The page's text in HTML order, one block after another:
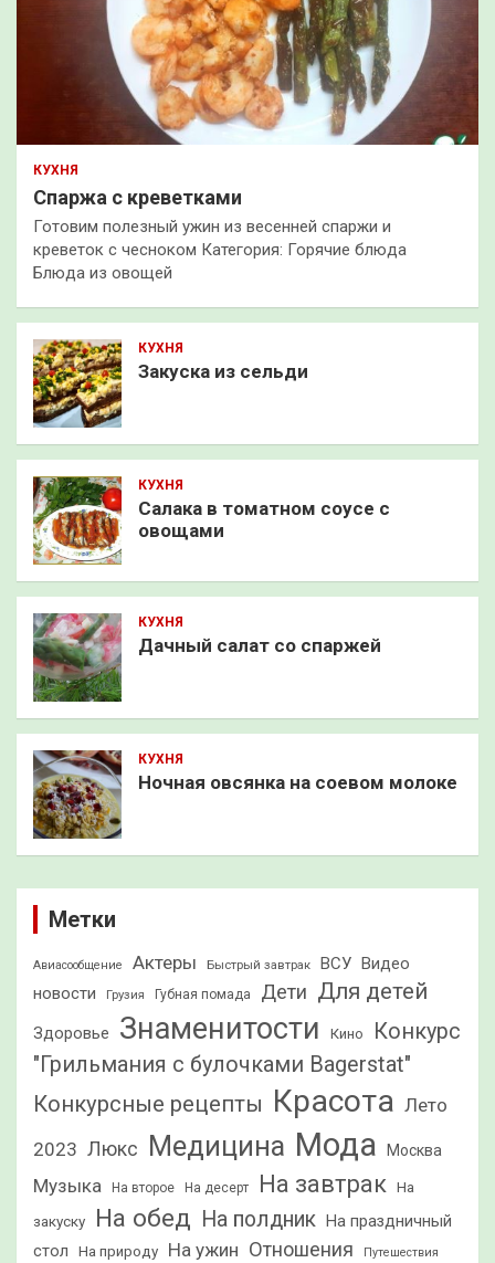
КУХНЯ
Спаржа с креветками
Готовим полезный ужин из весенней спаржи и
креветок с чесноком Категория: Горячие блюда
Блюда из овощей
КУХНЯ
Закуска из сельди
КУХНЯ
Салака в томатном соусе с
овощами
КУХНЯ
Дачный салат со спаржей
КУХНЯ
Ночная овсянка на соевом молоке
Метки
Авиасообщение Актеры Быстрый завтрак ВСУ
Видео
новости
Грузия Губная помада Дети Для детей
Здоровье Знаменитости Кино
Конкурс
"Грильмания с булочками Bagerstat"
Конкурсные рецепты Красота Лето
2023 Люкс Медицина Мода Москва
Музыка На второе На десерт На завтрак На
закуску На обед На полдник
На праздничный
стол
На природу На ужин Отношения Путешествия